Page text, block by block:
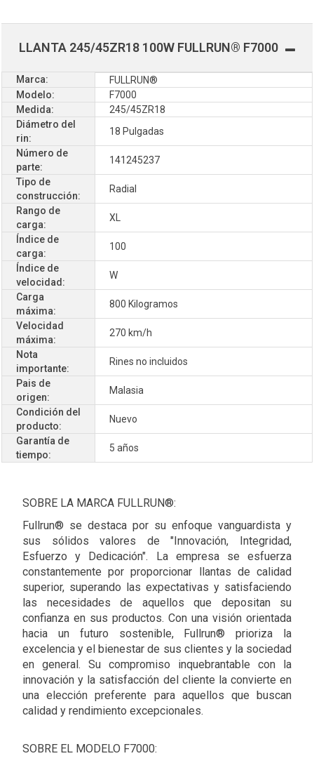
LLANTA 245/45ZR18 100W FULLRUN® F7000
Marca:
FULLRUN®
Modelo:
F7000
Medida:
245/45ZR18
Diámetro del
rin:
18 Pulgadas
Número de
parte:
141245237
Tipo de
construcción:
Radial
Rango de
carga:
XL
Índice de
carga:
100
Índice de
velocidad:
W
Carga
máxima:
800 Kilogramos
Velocidad
máxima:
270 km/h
Nota
importante:
Rines no incluidos
Pais de
origen:
Malasia
Condición del
producto:
Nuevo
Garantía de
tiempo:
5 años
SOBRE LA MARCA FULLRUN®:
Fullrun® se destaca por su enfoque vanguardista y
sus sólidos valores de "Innovación, Integridad,
Esfuerzo y Dedicación". La empresa se esfuerza
constantemente por proporcionar llantas de calidad
superior, superando las expectativas y satisfaciendo
las necesidades de aquellos que depositan su
confianza en sus productos. Con una visión orientada
hacia un futuro sostenible, Fullrun® prioriza la
excelencia y el bienestar de sus clientes y la sociedad
en general. Su compromiso inquebrantable con la
innovación y la satisfacción del cliente la convierte en
una elección preferente para aquellos que buscan
calidad y rendimiento excepcionales.
SOBRE EL MODELO F7000: